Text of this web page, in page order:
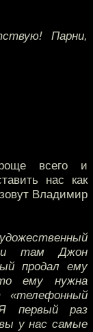
Парни,
всего и
нас как
Владимир
и там Джон
продал ему
ему нужна
Я первый раз
у нас самые